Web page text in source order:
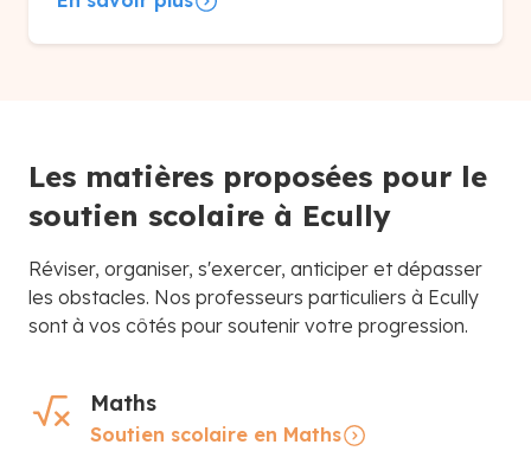
Les matières proposées pour le
soutien scolaire à Ecully
Réviser, organiser, s'exercer, anticiper et dépasser
les obstacles. Nos professeurs particuliers à Ecully
sont à vos côtés pour soutenir votre progression.
Maths
Soutien scolaire en Maths